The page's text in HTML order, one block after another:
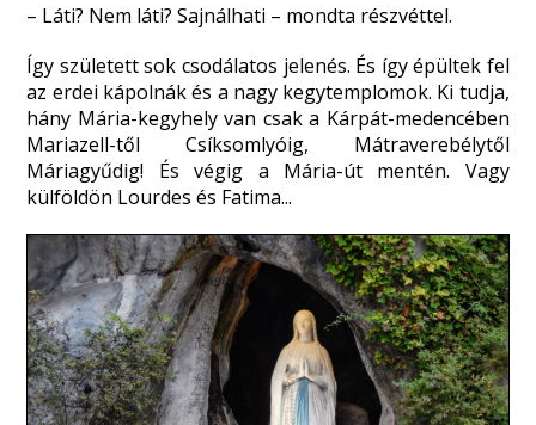
– Láti? Nem láti? Sajnálhati – mondta részvéttel.
Így született sok csodálatos jelenés. És így épültek fel
az erdei kápolnák és a nagy kegytemplomok. Ki tudja,
hány Mária-kegyhely van csak a Kárpát-medencében
Mariazell-től Csíksomlyóig, Mátraverebélytől
Máriagyűdig! És végig a Mária-út mentén. Vagy
külföldön Lourdes és Fatima...